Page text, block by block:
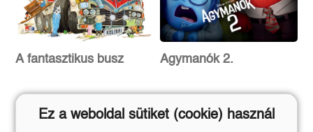
A fantasztikus busz
Jakob Martin Strid
Agymanók 2.
Ez a weboldal sütiket (cookie) használ